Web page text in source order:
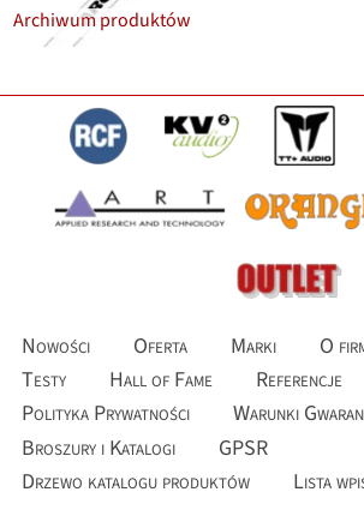
Archiwum produktów
Nowości Oferta Marki O
Testy
Hall of Fame Referencje
Polityka Prywatności
Warunki
Broszury i Katalogi
GPSR
Drzewo katalogu produktów
Lista